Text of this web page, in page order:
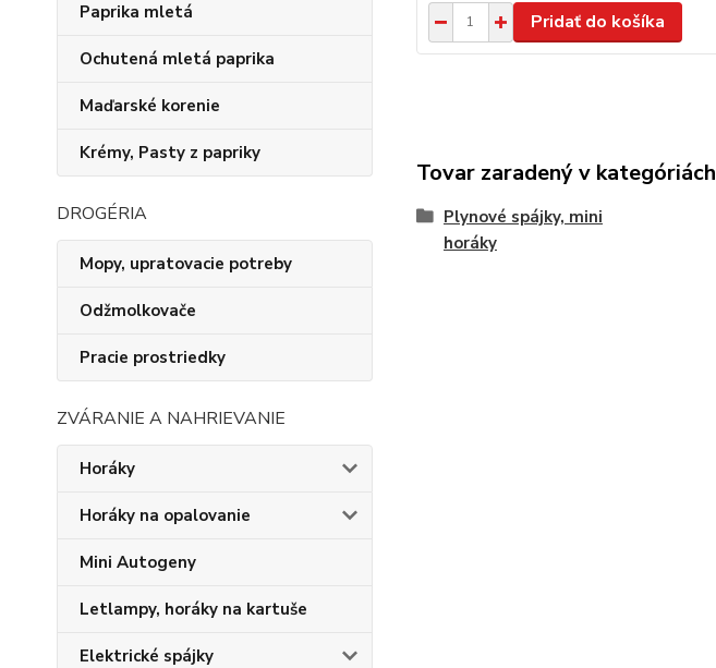
Paprika mletá
Ochutená mletá paprika
Maďarské korenie
Krémy, Pasty z papriky
DROGÉRIA
Mopy, upratovacie potreby
Odžmolkovače
Pracie prostriedky
ZVÁRANIE A NAHRIEVANIE
Horáky
Horáky na opalovanie
Mini Autogeny
Letlampy, horáky na kartuše
Elektrické spájky
Pridať do košíka
Tovar zaradený v kategóriách
Plynové spájky, mini
horáky